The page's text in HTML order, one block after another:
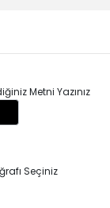
Metni Yazınız
Seçiniz